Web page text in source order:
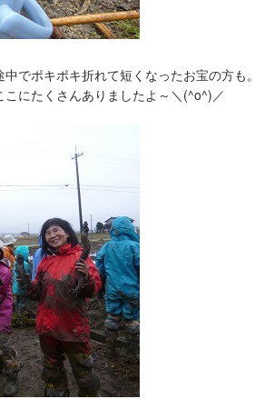
でポキポキ折れて短くなったお宝の方も。
にたくさんありましたよ～＼(^o^)／